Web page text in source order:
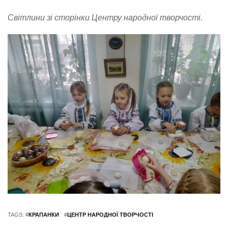
Світлини зі сторінки Центру народної творчості.
TAGS: #КРАПАНКИ #ЦЕНТР НАРОДНОЇ ТВОРЧОСТІ